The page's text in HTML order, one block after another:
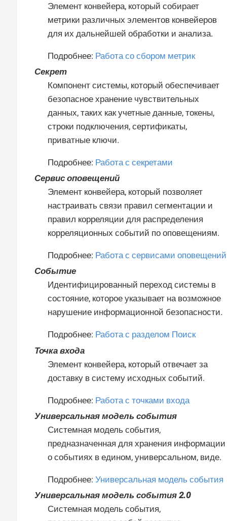
Элемент конвейера, который собирает
метрики различных элементов конвейеров
для их дальнейшей обработки и анализа.
Подробнее: Работа со сбором метрик
Секрет
Компонент системы, который обеспечивает
безопасное хранение чувствительных
данных, таких как учетные данные, токены,
строки подключения, сертификаты,
приватные ключи.
Подробнее: Работа с секретами
Сервис оповещений
Элемент конвейера, который позволяет
настраивать связи правил сегментации и
правил корреляции для распределения
корреляционных событий по оповещениям.
Подробнее: Работа с сервисами оповещений
Событие
Идентифицированный переход системы в
состояние, которое указывает на возможное
нарушение информационной безопасности.
Подробнее: Работа с разделом Поиск
Точка входа
Элемент конвейера, который отвечает за
доставку в систему исходных событий.
Подробнее: Работа с точками входа
Универсальная модель события
Системная модель события,
предназначенная для хранения информации
о событиях в едином, универсальном, виде.
Подробнее: Универсальная модель события
Универсальная модель события 2.0
Системная модель события,